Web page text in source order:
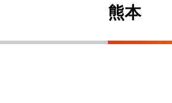
熊本